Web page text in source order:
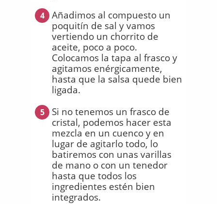
4
Añadimos al compuesto un
poquitín de sal y vamos
vertiendo un chorrito de
aceite, poco a poco.
Colocamos la tapa al frasco y
agitamos enérgicamente,
hasta que la salsa quede bien
ligada.
5
Si no tenemos un frasco de
cristal, podemos hacer esta
mezcla en un cuenco y en
lugar de agitarlo todo, lo
batiremos con unas varillas
de mano o con un tenedor
hasta que todos los
ingredientes estén bien
integrados.